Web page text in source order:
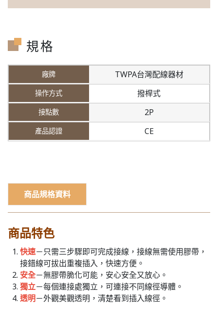
規格
TWPA台灣配線器材
撥桿式
2P
CE
商品規格資料
商品特色
快速－只需三步驟即可完成接線，接線無需使用膠帶，
接錯線可拔出重複插入，快速方便。
安全－無膠帶脆化可能，安心安全又放心。
獨立－每個連接處獨立，可連接不同線徑導體。
透明－外觀美觀透明，清楚看到插入線徑。